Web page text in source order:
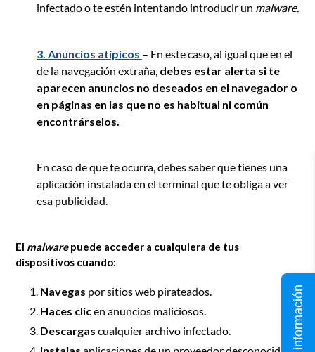
infectado o te estén intentando introducir un malware.
3. Anuncios atípicos – En este caso, al igual que en el
de la navegación extraña, debes estar alerta si te
aparecen anuncios no deseados en el navegador o
en páginas en las que no es habitual ni común
encontrárselos.
En caso de que te ocurra, debes saber que tienes una
aplicación instalada en el terminal que te obliga a ver
esa publicidad.
El malwarepuede acceder a cualquiera de tus
dispositivos cuando:
Navegas por sitios web pirateados.
Haces clicen anuncios maliciosos.
Descargas cualquier archivo infectado.